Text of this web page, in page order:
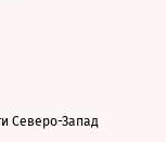
Северо-Запад